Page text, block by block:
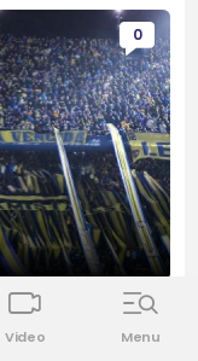
0
Video Menu